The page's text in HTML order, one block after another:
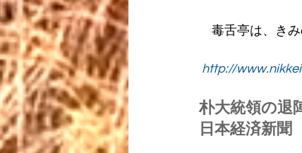
毒舌亭は、きみ
http://
朴大統領の退
日本経済新